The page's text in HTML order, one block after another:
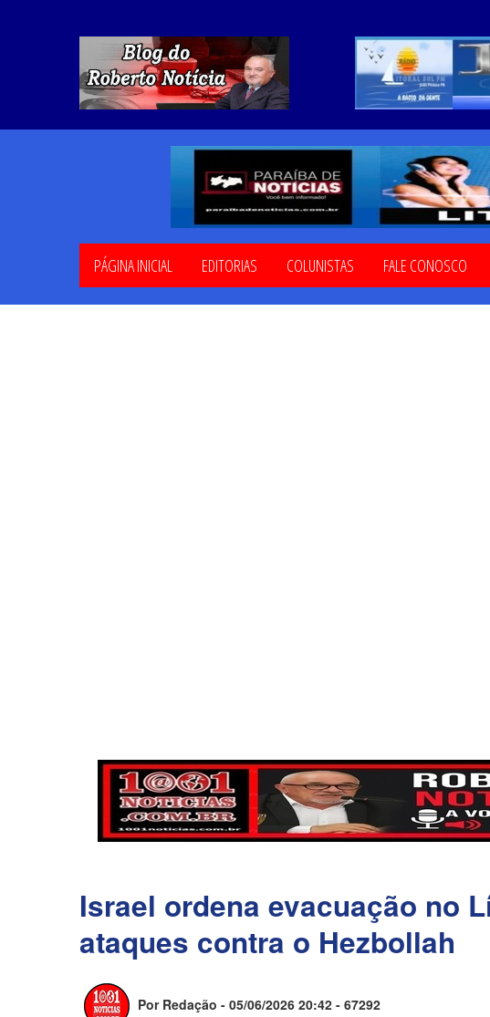
PÁGINA INICIAL EDITORIAS COLUNISTAS FALE CONOSCO
Israel ordena evacuação no
ataques contra o Hezbollah
Por Redação - 05/06/2026 20:42 - 67292